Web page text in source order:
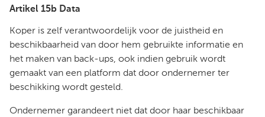
Artikel 15b Data
Koper is zelf verantwoordelijk voor de juistheid en
beschikbaarheid van door hem gebruikte informatie en
het maken van back-ups, ook indien gebruik wordt
gemaakt van een platform dat door ondernemer ter
beschikking wordt gesteld.
Ondernemer garandeert niet dat door haar beschikbaar